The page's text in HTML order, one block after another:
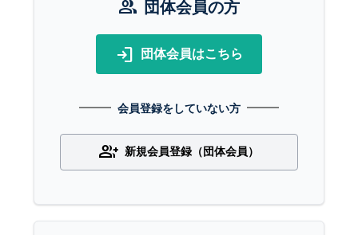
group 団体会員の方
login 団体会員はこちら
会員登録をしていない方
group_add 新規会員登録（団体会員）